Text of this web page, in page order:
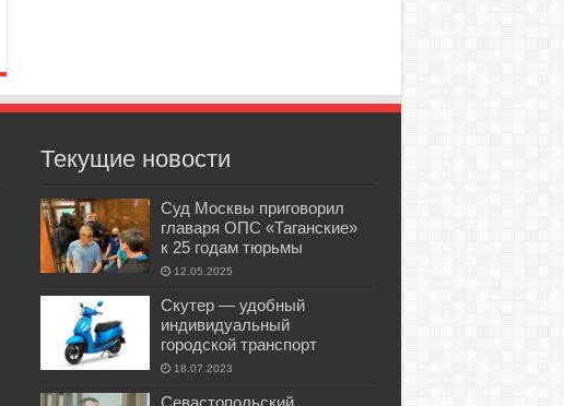
Текущие новости
Суд Москвы приговорил
главаря ОПС «Таганские»
к 25 годам тюрьмы
12.05.2025
Скутер — удобный
индивидуальный
городской транспорт
18.07.2023
Севастопольский